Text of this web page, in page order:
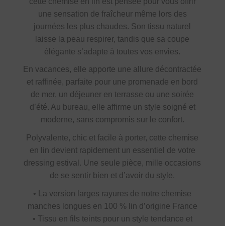
une sensation de fraîcheur même lors des
journées les plus chaudes. Son tissu naturel
laisse la peau respirer, tandis que sa coupe
élégante s’adapte à toutes vos envies.
En vacances, elle apporte une allure décontractée
et raffinée, parfaite pour une promenade en bord
de mer, un déjeuner en terrasse ou une soirée
d’été. Au bureau, elle affirme un style soigné et
moderne, sans compromis sur le confort.
Polyvalente, chic et facile à porter, cette chemise
en lin devient rapidement un essentiel de votre
dressing estival. Une seule pièce, mille occasions
de se sentir bien et d’avoir du style.
• La version larges rayures de notre chemise
manches longues en 100 % lin d’origine France
• Tissu en fils teints pour un style tendance et